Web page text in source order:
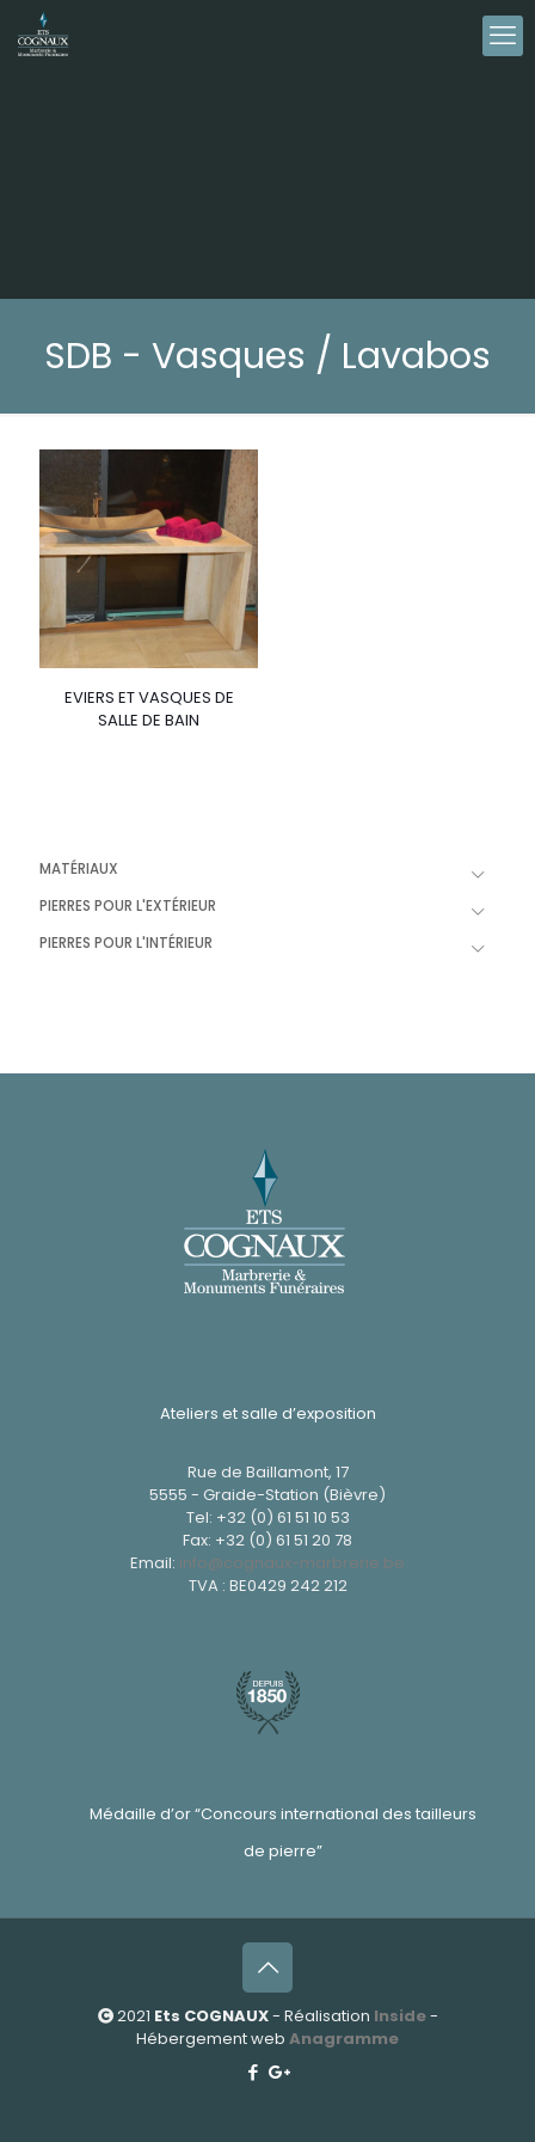
SDB - Vasques / Lavabos
EVIERS ET VASQUES DE
SALLE DE BAIN
MATÉRIAUX
PIERRES POUR L'EXTÉRIEUR
PIERRES POUR L'INTÉRIEUR
Ateliers et salle d’exposition
Rue de Baillamont, 17
5555 - Graide-Station (Bièvre)
Tel: +32 (0) 61 51 10 53
Fax: +32 (0) 61 51 20 78
Email: info@cognaux-marbrerie.be
TVA : BE0429 242 212
Médaille d’or “Concours international des tailleurs
de pierre”
2021 Ets COGNAUX- Réalisation Inside-
Hébergement web Anagramme